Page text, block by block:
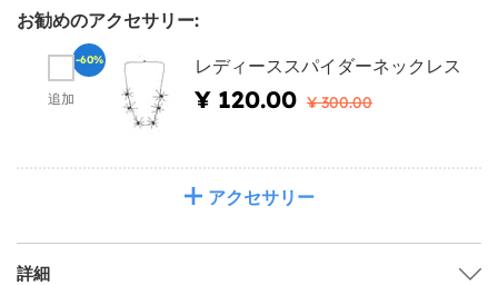
お勧めのアクセサリー:
追加
レディーススパイダーネックレス
¥ 120.00 ¥ 300.00
-60%
アクセサリー
詳細